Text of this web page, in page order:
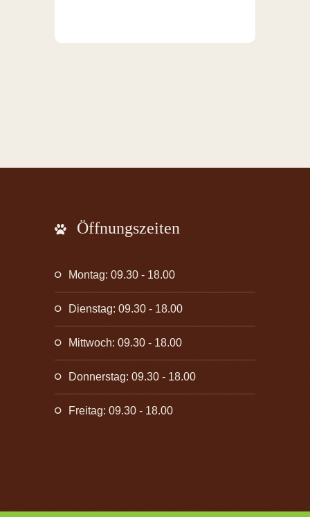
Öffnungszeiten
Montag: 09.30 - 18.00
Dienstag: 09.30 - 18.00
Mittwoch: 09.30 - 18.00
Donnerstag: 09.30 - 18.00
Freitag: 09.30 - 18.00